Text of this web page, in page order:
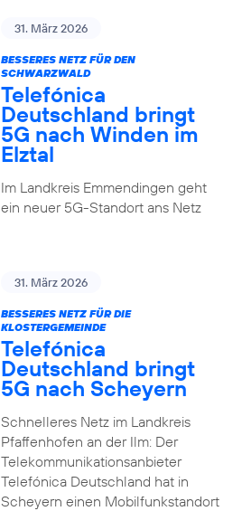
31. März 2026
BESSERES NETZ FÜR DEN
SCHWARZWALD
Telefónica
Deutschland bringt
5G nach Winden im
Elztal
Im Landkreis Emmendingen geht
ein neuer 5G-Standort ans Netz
31. März 2026
BESSERES NETZ FÜR DIE
KLOSTERGEMEINDE
Telefónica
Deutschland bringt
5G nach Scheyern
Schnelleres Netz im Landkreis
Pfaffenhofen an der Ilm: Der
Telekommunikationsanbieter
Telefónica Deutschland hat in
Scheyern einen Mobilfunkstandort